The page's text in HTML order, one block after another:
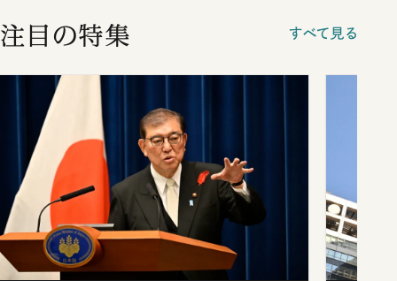
注目の特集 すべて見る